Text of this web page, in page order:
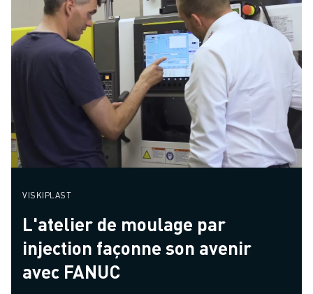
VISKIPLAST
L'atelier de moulage par
injection façonne son avenir
avec FANUC